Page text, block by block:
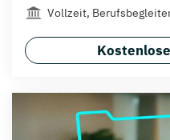
Vollzeit,